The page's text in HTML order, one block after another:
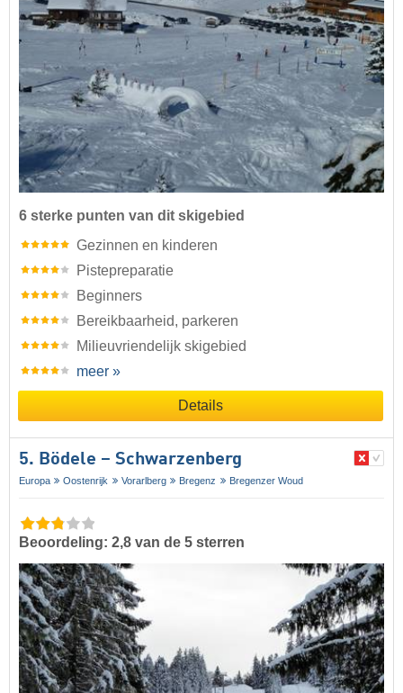
6 sterke punten van dit skigebied
Gezinnen en kinderen
Pistepreparatie
Beginners
Bereikbaarheid, parkeren
Milieuvriendelijk skigebied
meer »
Details
5. Bödele – Schwarzenberg
Europa Oostenrijk Vorarlberg Bregenz Bregenzer Woud
Beoordeling: 2,8 van de 5 sterren